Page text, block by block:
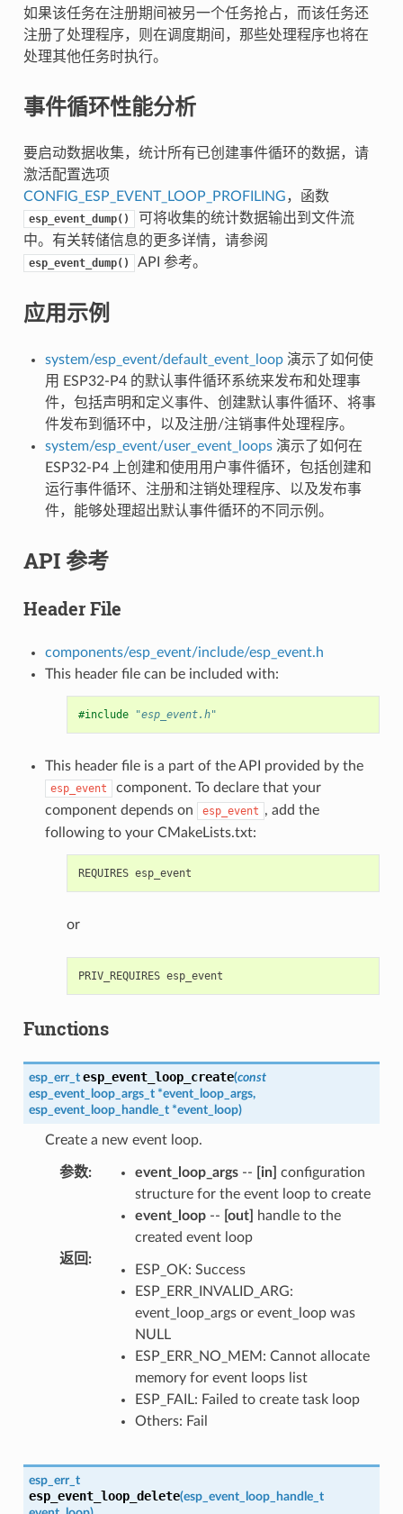
如果该任务在注册期间被另一个任务抢占，而该任务还
注册了处理程序，则在调度期间，那些处理程序也将在
处理其他任务时执行。
事件循环性能分析
要启动数据收集，统计所有已创建事件循环的数据，请
激活配置选项
CONFIG_ESP_EVENT_LOOP_PROFILING，函数
esp_event_dump()
可将收集的统计数据输出到文件流
中。有关转储信息的更多详情，请参阅
esp_event_dump() API 参考。
应用示例
system/esp_event/default_event_loop演示了如何使
用 ESP32-P4 的默认事件循环系统来发布和处理事
件，包括声明和定义事件、创建默认事件循环、将事
件发布到循环中，以及注册/注销事件处理程序。
system/esp_event/user_event_loops演示了如何在
ESP32-P4 上创建和使用用户事件循环，包括创建和
运行事件循环、注册和注销处理程序、以及发布事
件，能够处理超出默认事件循环的不同示例。
API 参考
Header File
components/esp_event/include/esp_event.h
This header file can be included with:
#include "esp_event.h"
This header file is a part of the API provided by the
esp_event
component. To declare that your
component depends on
esp_event , add the
following to your CMakeLists.txt:
or
Functions
esp_err_t esp_event_loop_create(const
esp_event_loop_args_t *event_loop_args,
esp_event_loop_handle_t *event_loop)
Create a new event loop.
参数: event_loop_args-- [in] configuration
structure for the event loop to create
event_loop-- [out]
handle to the
created event loop
返回 :
ESP_OK: Success
ESP_ERR_INVALID_ARG:
event_loop_args or event_loop was
NULL
ESP_ERR_NO_MEM: Cannot allocate
memory for event loops list
ESP_FAIL: Failed to create task loop
Others: Fail
esp_err_t
esp_event_loop_delete(esp_event_loop_handle_t